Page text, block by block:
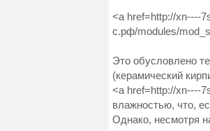
<a href=http://xn----
с.рф/modules/
Это обусловлено
(керамический
<a href=http://xn----
влажностью, что,
Однако, несмотря